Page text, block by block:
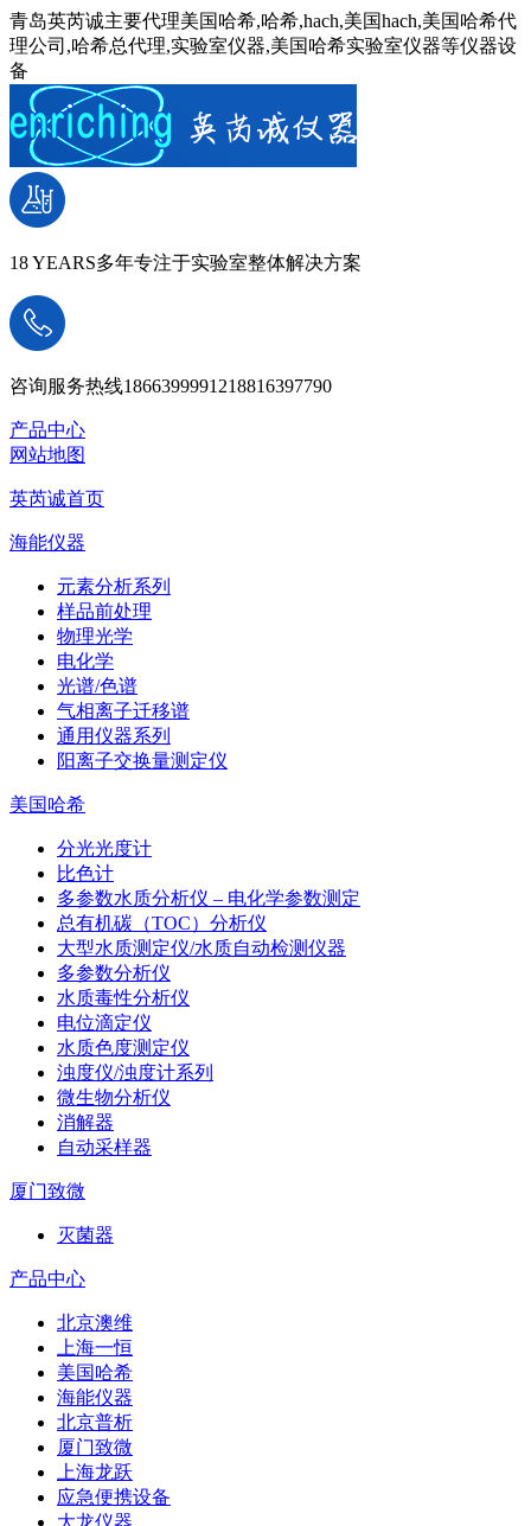
青岛英芮诚主要代理美国哈希,哈希,hach,美国hach,美国哈希代
理公司,哈希总代理,实验室仪器,美国哈希实验室仪器等仪器设
备
18 YEARS多年专注于实验室整体解决方案
咨询服务热线1866399991218816397790
产品中心
网站地图
英芮诚首页
海能仪器
元素分析系列
样品前处理
物理光学
电化学
光谱/色谱
气相离子迁移谱
通用仪器系列
阳离子交换量测定仪
美国哈希
分光光度计
比色计
多参数水质分析仪 – 电化学参数测定
总有机碳（TOC）分析仪
大型水质测定仪/水质自动检测仪器
多参数分析仪
水质毒性分析仪
电位滴定仪
水质色度测定仪
浊度仪/浊度计系列
微生物分析仪
消解器
自动采样器
厦门致微
灭菌器
产品中心
北京澳维
上海一恒
美国哈希
海能仪器
北京普析
厦门致微
上海龙跃
应急便携设备
大龙仪器